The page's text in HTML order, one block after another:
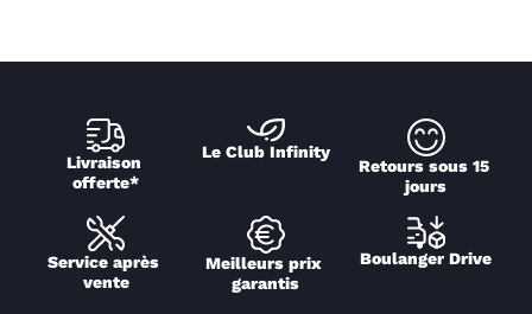
Livraison
offerte*
Le Club Infinity
Retours sous 15
jours
Service après
vente
Meilleurs prix
garantis
Boulanger Drive